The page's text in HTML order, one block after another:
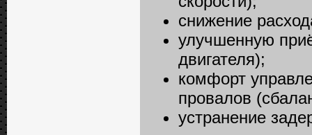
снижение
улучшенную
двигателя);
комфорт
провалов
устранение